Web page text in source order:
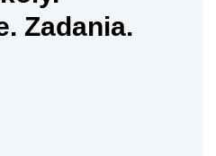
Zadania.